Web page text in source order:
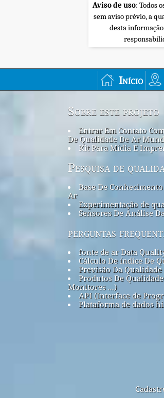
Aviso de uso: Todos
sem aviso prévio, a
desta
Início
Sobre este projeto
Entrar Em Contato
De Qualidade De Ar
Kit Para Mídia E
Pesquisa de
Base De
Ar
Experimentação de
Sensores De Análise
perguntas
fonte de ar Data
Cálculo De índice De
Previsão Da
Produtos De
Monitores ...)
API (Interface de
Plataforma de dados